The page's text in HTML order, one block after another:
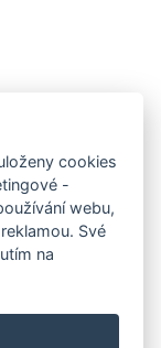
cookies
-
webu,
Své
na